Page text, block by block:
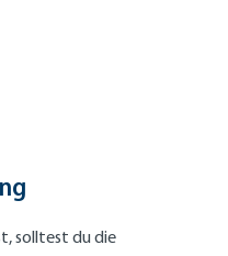
solltest du die